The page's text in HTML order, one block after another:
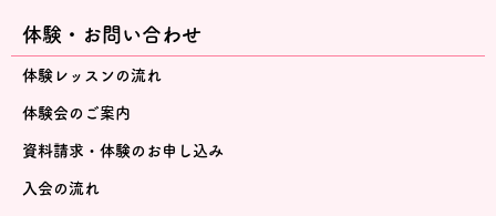
体験・お問い合わせ
体験レッスンの流れ
体験会のご案内
資料請求・体験のお申し込み
入会の流れ